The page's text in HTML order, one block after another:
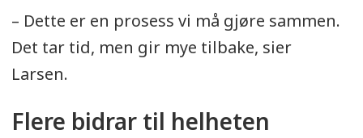
– Dette er en prosess vi må gjøre sammen.
Det tar tid, men gir mye tilbake, sier
Larsen.
Flere bidrar til helheten